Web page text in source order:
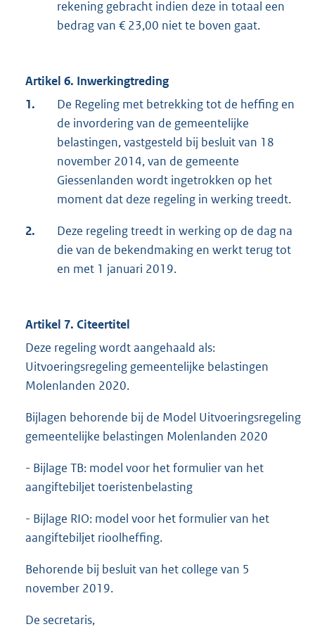
rekening gebracht indien deze in totaal een
bedrag van € 23,00 niet te boven gaat.
Artikel 6. Inwerkingtreding
1.
De Regeling met betrekking tot de heffing en
de invordering van de gemeentelijke
belastingen, vastgesteld bij besluit van 18
november 2014, van de gemeente
Giessenlanden wordt ingetrokken op het
moment dat deze regeling in werking treedt.
2.
Deze regeling treedt in werking op de dag na
die van de bekendmaking en werkt terug tot
en met 1 januari 2019.
Artikel 7. Citeertitel
Deze regeling wordt aangehaald als:
Uitvoeringsregeling gemeentelijke belastingen
Molenlanden 2020.
Bijlagen behorende bij de Model Uitvoeringsregeling
gemeentelijke belastingen Molenlanden 2020
- Bijlage TB: model voor het formulier van het
aangiftebiljet toeristenbelasting
- Bijlage RIO: model voor het formulier van het
aangiftebiljet rioolheffing.
Behorende bij besluit van het college van 5
november 2019.
De secretaris,